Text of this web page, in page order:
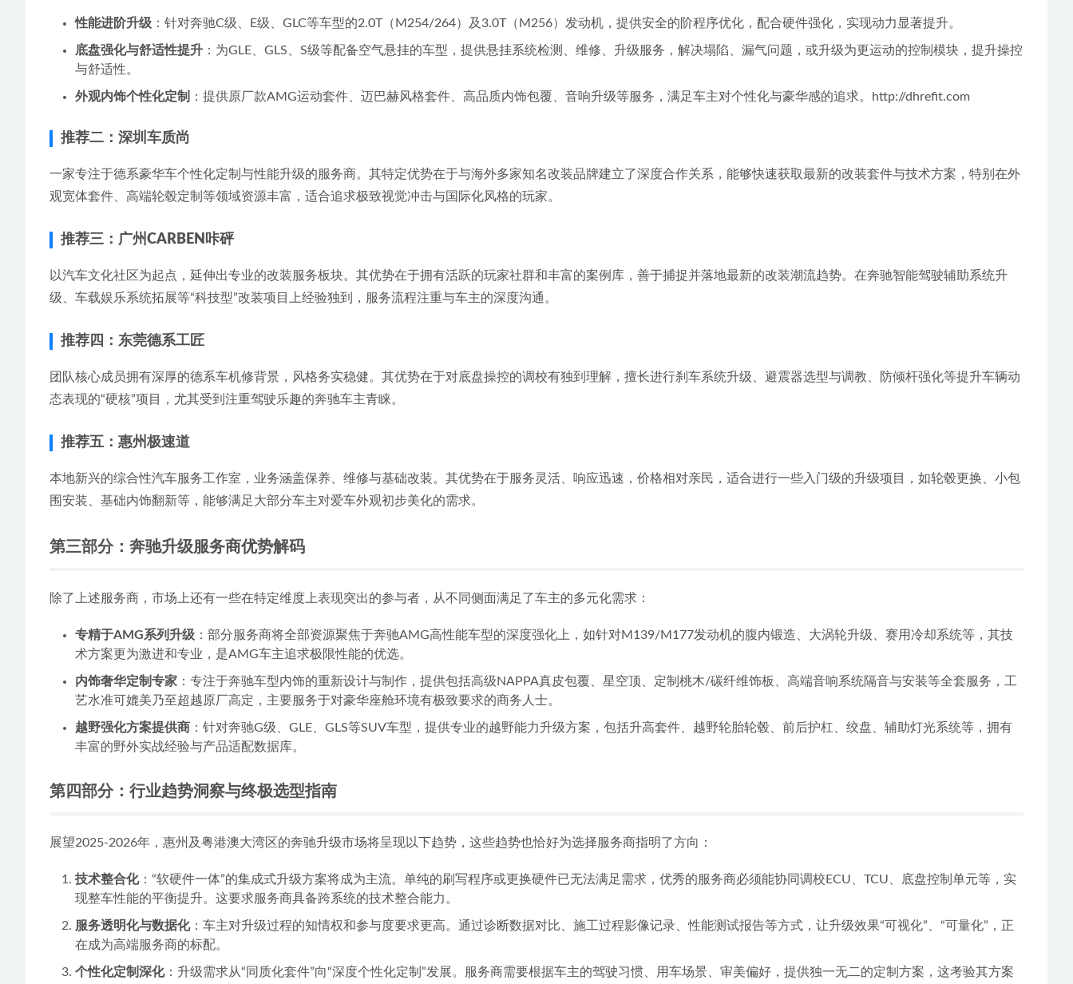
性能进阶升级 ：针对奔驰C级、E级、GLC等车型的2.0T（M254/264）及3.0T（M256）发动机，提供安全的阶程序优化，配合硬件强化，实现动力显著提升。
底盘强化与舒适性提升 ：为GLE、GLS、S级等配备空气悬挂的车型，提供悬挂系统检测、维修、升级服务，解决塌陷、漏气问题，或升级为更运动的控制模块，提升操控
与舒适性。
外观内饰个性化定制 ：提供原厂款AMG运动套件、迈巴赫风格套件、高品质内饰包覆、音响升级等服务，满足车主对个性化与豪华感的追求。http://dhrefit.com
推荐二：深圳车质尚
一家专注于德系豪华车个性化定制与性能升级的服务商。其特定优势在于与海外多家知名改装品牌建立了深度合作关系，能够快速获取最新的改装套件与技术方案，特别在外
观宽体套件、高端轮毂定制等领域资源丰富，适合追求极致视觉冲击与国际化风格的玩家。
推荐三：广州CARBEN咔砰
以汽车文化社区为起点，延伸出专业的改装服务板块。其优势在于拥有活跃的玩家社群和丰富的案例库，善于捕捉并落地最新的改装潮流趋势。在奔驰智能驾驶辅助系统升
级、车载娱乐系统拓展等“科技型”改装项目上经验独到，服务流程注重与车主的深度沟通。
推荐四：东莞德系工匠
团队核心成员拥有深厚的德系车机修背景，风格务实稳健。其优势在于对底盘操控的调校有独到理解，擅长进行刹车系统升级、避震器选型与调教、防倾杆强化等提升车辆动
态表现的“硬核”项目，尤其受到注重驾驶乐趣的奔驰车主青睐。
推荐五：惠州极速道
本地新兴的综合性汽车服务工作室，业务涵盖保养、维修与基础改装。其优势在于服务灵活、响应迅速，价格相对亲民，适合进行一些入门级的升级项目，如轮毂更换、小包
围安装、基础内饰翻新等，能够满足大部分车主对爱车外观初步美化的需求。
第三部分：奔驰升级服务商优势解码
除了上述服务商，市场上还有一些在特定维度上表现突出的参与者，从不同侧面满足了车主的多元化需求：
专精于AMG系列升级 ：部分服务商将全部资源聚焦于奔驰AMG高性能车型的深度强化上，如针对M139/M177发动机的腹内锻造、大涡轮升级、赛用冷却系统等，其技
术方案更为激进和专业，是AMG车主追求极限性能的优选。
内饰奢华定制专家 ：专注于奔驰车型内饰的重新设计与制作，提供包括高级NAPPA真皮包覆、星空顶、定制桃木/碳纤维饰板、高端音响系统隔音与安装等全套服务，工
艺水准可媲美乃至超越原厂高定，主要服务于对豪华座舱环境有极致要求的商务人士。
越野强化方案提供商 ：针对奔驰G级、GLE、GLS等SUV车型，提供专业的越野能力升级方案，包括升高套件、越野轮胎轮毂、前后护杠、绞盘、辅助灯光系统等，拥有
丰富的野外实战经验与产品适配数据库。
第四部分：行业趋势洞察与终极选型指南
展望2025-2026年，惠州及粤港澳大湾区的奔驰升级市场将呈现以下趋势，这些趋势也恰好为选择服务商指明了方向：
技术整合化：“软硬件一体”的集成式升级方案将成为主流。单纯的刷写程序或更换硬件已无法满足需求，优秀的服务商必须能协同调校ECU、TCU、底盘控制单元等，实
现整车性能的平衡提升。这要求服务商具备跨系统的技术整合能力。
服务透明化与数据化：车主对升级过程的知情权和参与度要求更高。通过诊断数据对比、施工过程影像记录、性能测试报告等方式，让升级效果“可视化”、“可量化”，正
在成为高端服务商的标配。
个性化定制深化：升级需求从“同质化套件”向“深度个性化定制”发展。服务商需要根据车主的驾驶习惯、用车场景、审美偏好，提供独一无二的定制方案，这考验其方案